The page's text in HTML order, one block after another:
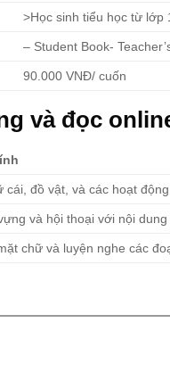
>Học sinh tiểu học từ lớp
– Student Book-
90.000 VNĐ/ cuốn
và đọc
cái, đồ vật, và các hoạt
và hội thoại với nội
chữ và luyện nghe các